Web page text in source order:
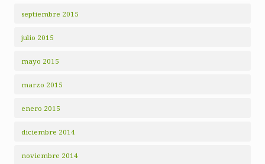
septiembre 2015
julio 2015
mayo 2015
marzo 2015
enero 2015
diciembre 2014
noviembre 2014